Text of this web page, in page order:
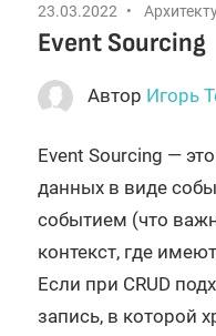
веба
23.03.2022
Event Sourcing
Автор Игорь
Event Sourcing —
данных в виде
событием (что
контекст, где
Если при CRUD
запись, в которой